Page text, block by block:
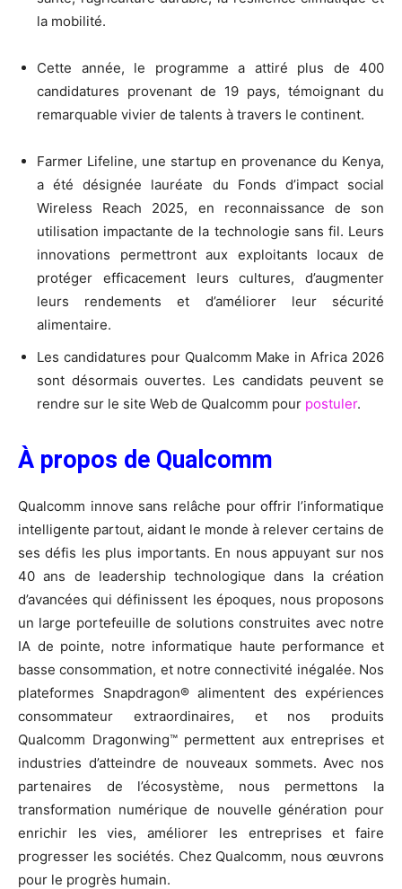
la mobilité.
Cette année, le programme a attiré plus de 400
candidatures provenant de 19 pays, témoignant du
remarquable vivier de talents à travers le continent.
Farmer Lifeline, une startup en provenance du Kenya,
a été désignée lauréate du Fonds d’impact social
Wireless Reach 2025, en reconnaissance de son
utilisation impactante de la technologie sans fil. Leurs
innovations permettront aux exploitants locaux de
protéger efficacement leurs cultures, d’augmenter
leurs rendements et d’améliorer leur sécurité
alimentaire.
Les candidatures pour Qualcomm Make in Africa 2026
sont désormais ouvertes. Les candidats peuvent se
rendre sur le site Web de Qualcomm pour postuler.
À propos de Qualcomm
Qualcomm innove sans relâche pour offrir l’informatique
intelligente partout, aidant le monde à relever certains de
ses défis les plus importants. En nous appuyant sur nos
40 ans de leadership technologique dans la création
d’avancées qui définissent les époques, nous proposons
un large portefeuille de solutions construites avec notre
IA de pointe, notre informatique haute performance et
basse consommation, et notre connectivité inégalée. Nos
plateformes Snapdragon® alimentent des expériences
consommateur extraordinaires, et nos produits
Qualcomm Dragonwing™ permettent aux entreprises et
industries d’atteindre de nouveaux sommets. Avec nos
partenaires de l’écosystème, nous permettons la
transformation numérique de nouvelle génération pour
enrichir les vies, améliorer les entreprises et faire
progresser les sociétés. Chez Qualcomm, nous œuvrons
pour le progrès humain.